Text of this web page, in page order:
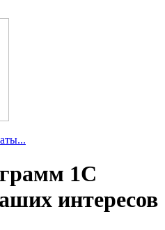
1С
интересов